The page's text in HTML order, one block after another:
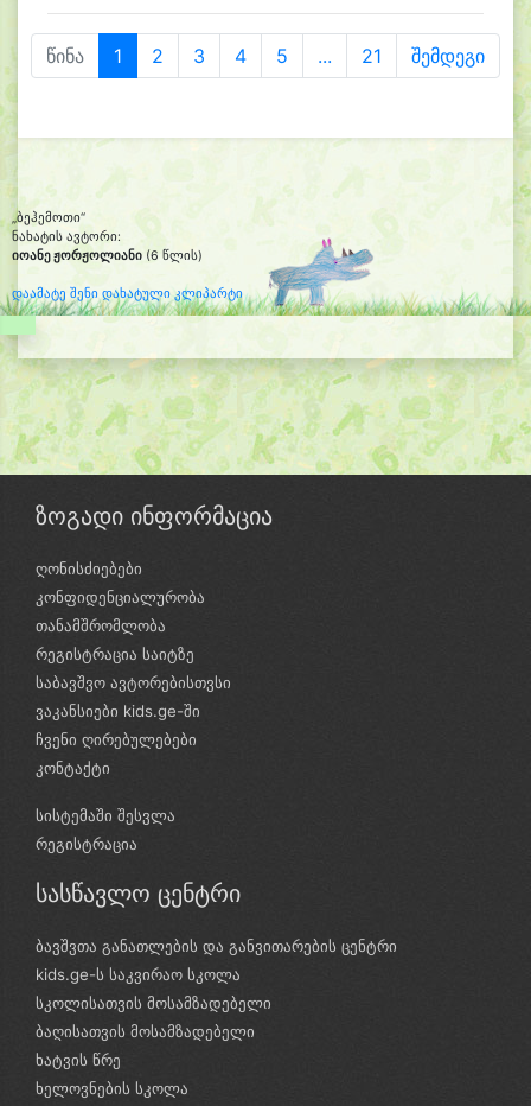
წინა 1 2 3 4 5 ... 21 შემდეგი
„ბეჰემოთი“
ნახატის ავტორი:
იოანე ჟორჟოლიანი (6 წლის)
დაამატე შენი დახატული კლიპარტი
ზოგადი ინფორმაცია
ღონისძიებები
კონფიდენციალურობა
თანამშრომლობა
რეგისტრაცია საიტზე
საბავშვო ავტორებისთვსი
ვაკანსიები kids.ge-ში
ჩვენი ღირებულებები
კონტაქტი
სისტემაში შესვლა
რეგისტრაცია
სასწავლო ცენტრი
ბავშვთა განათლების და განვითარების ცენტრი
kids.ge-ს საკვირაო სკოლა
სკოლისათვის მოსამზადებელი
ბაღისათვის მოსამზადებელი
ხატვის წრე
ხელოვნების სკოლა